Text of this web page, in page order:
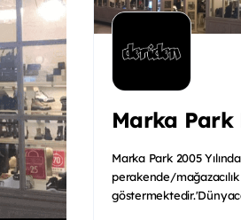
Marka Park 2005
perakende/